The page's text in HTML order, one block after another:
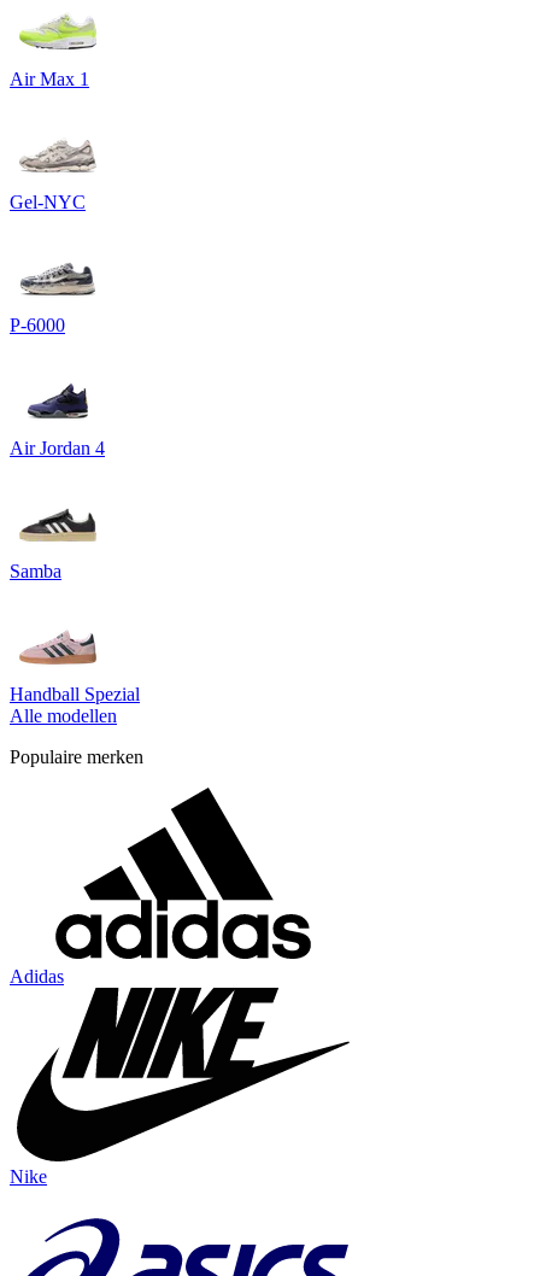
Air Max 1
Gel-NYC
P-6000
Air Jordan 4
Samba
Handball Spezial
Alle modellen
Populaire merken
Adidas
Nike